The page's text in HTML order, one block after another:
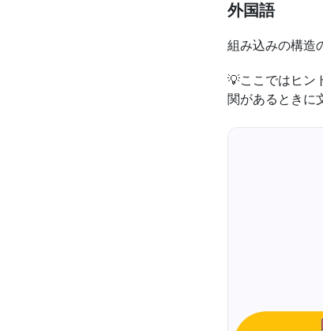
外国語
組み込みの構造
💡ここではヒン
関があるときに